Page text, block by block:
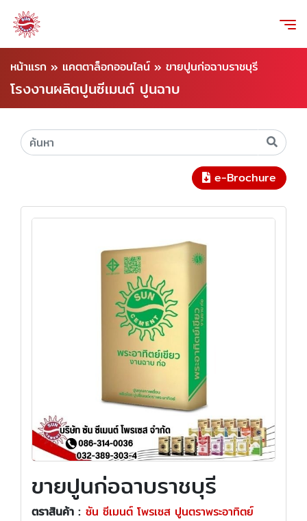
หน้าแรก » แคตตาล็อกออนไลน์ » ขายปูนก่อฉาบราชบุรี
โรงงานผลิตปูนซีเมนต์ ปูนฉาบ
e-Brochure
ขายปูนก่อฉาบราชบุรี
ตราสินค้า : ซัน ซีเมนต์ โพรเซส ปูนตราพระอาทิตย์